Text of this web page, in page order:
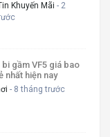
Khuyến Mãi - 2
gầm VF5 giá bao
nhất hiện nay
- 8 tháng trước